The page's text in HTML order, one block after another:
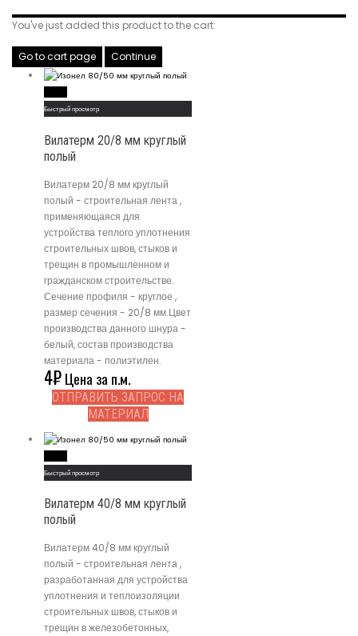
You've just added this product to the cart:
Go to cart page Continue
Быстрый просмотр
Вилатерм 20/8 мм круглый
полый
Вилатерм 20/8 мм круглый
полый - строительная лента ,
применяющаяся для
устройства теплого уплотнения
строительных швов, стыков и
трещин в промышленном и
гражданском строительстве.
Сечение профиля - круглое ,
размер сечения - 20/8 мм.Цвет
производства данного шнура -
белый, состав производства
материала - полиэтилен.
4₽Цена за п.м.
ОТПРАВИТЬ ЗАПРОС НА
МАТЕРИАЛ
Быстрый просмотр
Вилатерм 40/8 мм круглый
полый
Вилатерм 40/8 мм круглый
полый - строительная лента ,
разработанная для устройства
уплотнения и теплоизоляции
строительных швов, стыков и
трещин в железобетонных,